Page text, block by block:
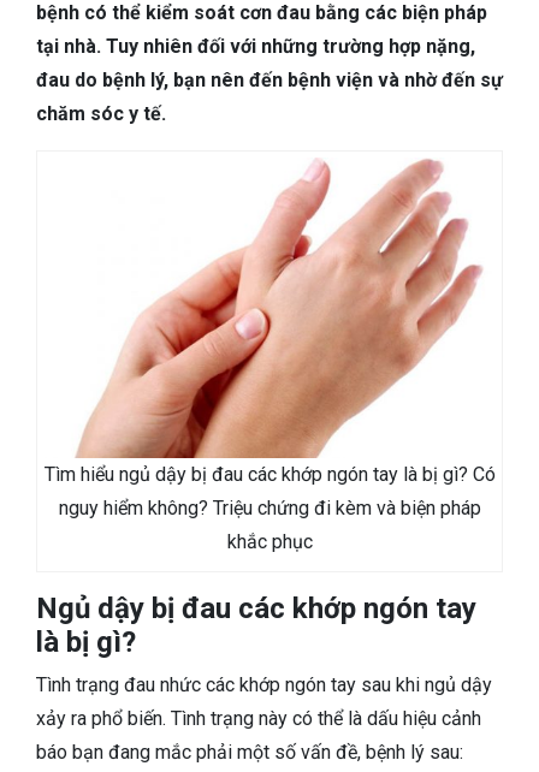
NHA KHOA
bệnh có thể kiểm soát cơn đau bằng các biện pháp
tại nhà. Tuy nhiên đối với những trường hợp nặng,
đau do bệnh lý, bạn nên đến bệnh viện và nhờ đến sự
chăm sóc y tế.
Tìm hiểu ngủ dậy bị đau các khớp ngón tay là bị gì? Có
nguy hiểm không? Triệu chứng đi kèm và biện pháp
khắc phục
Ngủ dậy bị đau các khớp ngón tay
là bị gì?
Tình trạng đau nhức các khớp ngón tay sau khi ngủ dậy
xảy ra phổ biến. Tình trạng này có thể là dấu hiệu cảnh
báo bạn đang mắc phải một số vấn đề, bệnh lý sau: